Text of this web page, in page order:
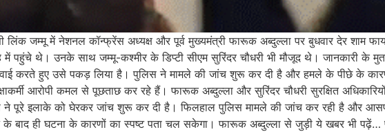
लिंक जम्मू में नेशनल कॉन्फ्रेंस अध्यक्ष और पूर्व मुख्यमंत्री फारूक अब्दुल्ला पर बुधवार देर शाम
में पहुंचे थे। उनके साथ जम्मू-कश्मीर के डिप्टी सीएम सुरिंदर चौधरी भी मौजूद थे। जानकारी के
करते हुए उसे पकड़ लिया है। पुलिस ने मामले की जांच शुरू कर दी है और हमले के पीछे के
आरोपी कमल से पूछताछ कर रहे हैं। फारूक अब्दुल्ला और सुरिंदर चौधरी सुरक्षित
ने पूरे इलाके को घेरकर जांच शुरू कर दी है। फिलहाल पुलिस मामले की जांच कर रही है और
के बाद ही घटना के कारणों का स्पष्ट पता चल सकेगा। फारूक अब्दुल्ला से जुड़ी ये खबर भी